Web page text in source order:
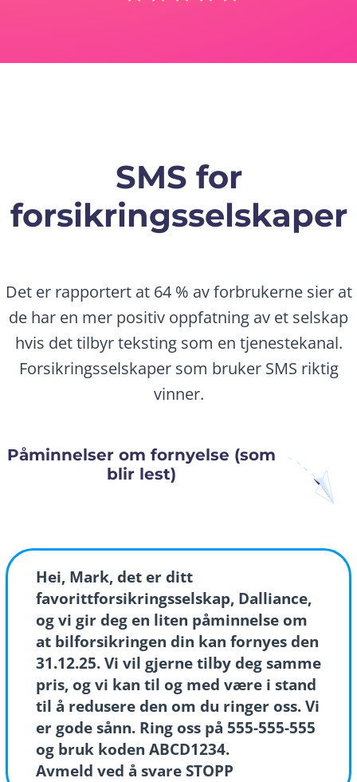
SMS for
forsikringsselskaper
Det er rapportert at 64 % av forbrukerne sier at
de har en mer positiv oppfatning av et selskap
hvis det tilbyr teksting som en tjenestekanal.
Forsikringsselskaper som bruker SMS riktig
vinner.
Påminnelser om fornyelse (som
blir lest)
Hei, Mark, det er ditt
favorittforsikringsselskap, Dalliance,
og vi gir deg en liten påminnelse om
at bilforsikringen din kan fornyes den
31.12.25. Vi vil gjerne tilby deg samme
pris, og vi kan til og med være i stand
til å redusere den om du ringer oss. Vi
er gode sånn. Ring oss på 555-555-555
og bruk koden ABCD1234.
Avmeld ved å svare STOPP